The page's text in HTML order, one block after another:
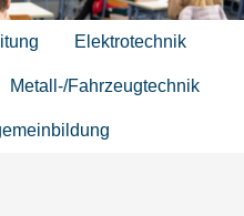
Elektrotechnik
Metall-/Fahrzeugtechnik